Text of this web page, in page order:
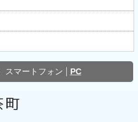
スマートフォン PC